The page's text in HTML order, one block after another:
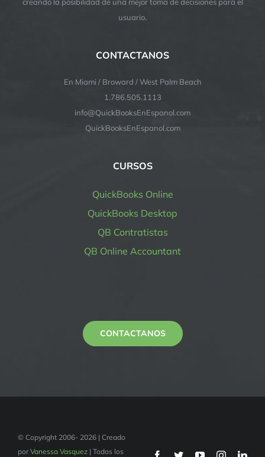
usuario.
CONTACTANOS
En Miami / Broward / West Palm Beach
1.786.505.1113
info@QuickBooksEnEspanol.com
QuickBooksEnEspanol.com
CURSOS
QuickBooks Online
QuickBooks Desktop
QB Contratistas
QB Online Accountant
CONTACTANOS
© Copyright 2006- 2026 | Creado
porVanessa Vasquez| Todos los